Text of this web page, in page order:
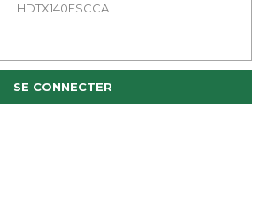
HDTX140ESCCA
SE CONNECTER